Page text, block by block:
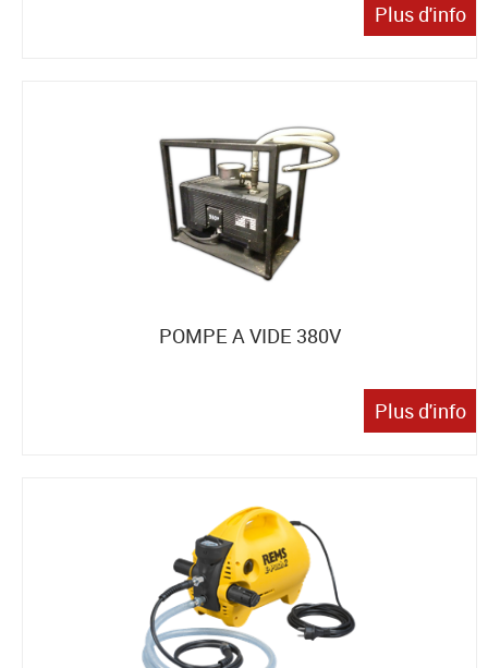
Plus d'info
POMPE A VIDE 380V
Plus d'info